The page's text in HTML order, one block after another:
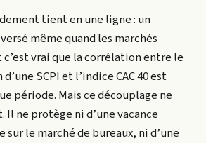
tient en une ligne : un
même quand les marchés
vrai que la corrélation entre le
SCPI et l’indice CAC 40 est
période. Mais ce découplage ne
ne protège ni d’une vacance
le marché de bureaux, ni d’une